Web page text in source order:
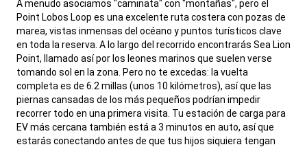
A menudo asociamos "caminata" con "montañas", pero el
Point Lobos Loop es una excelente ruta costera con pozas de
marea, vistas inmensas del océano y puntos turísticos clave
en toda la reserva. A lo largo del recorrido encontrarás Sea Lion
Point, llamado así por los leones marinos que suelen verse
tomando sol en la zona. Pero no te excedas: la vuelta
completa es de 6.2 millas (unos 10 kilómetros), así que las
piernas cansadas de los más pequeños podrían impedir
recorrer todo en una primera visita. Tu estación de carga para
EV más cercana también está a 3 minutos en auto, así que
estarás conectando antes de que tus hijos siquiera tengan